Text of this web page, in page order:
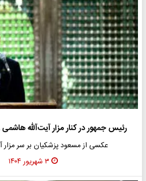
رئیس جمهور در کنار مزار آیت‌آلله
عکسی از مسعود پزشکیان بر سر مزار
۳ شهریور ۱۴۰۴